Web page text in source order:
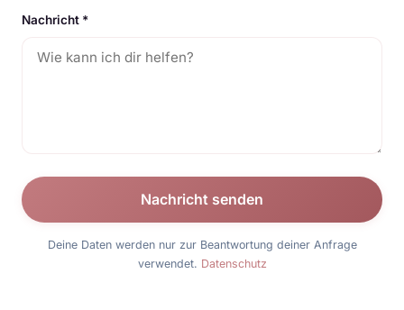
Nachricht *
Nachricht senden
Deine Daten werden nur zur Beantwortung deiner Anfrage
verwendet. Datenschutz